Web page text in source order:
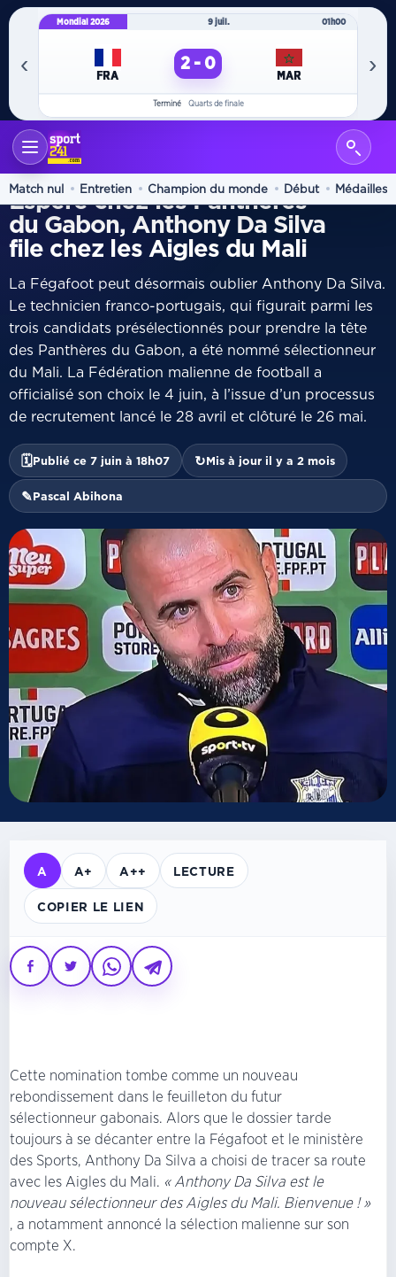
‹
Mondial 2026 9 juil. 01h00
FRA
2 - 0
MAR
Terminé Quarts de finale
›
Match nul Entretien Champion du monde Début Médailles
ACCUEIL
MANAGEMENT
Espéré chez les Panthères
du Gabon, Anthony Da Silva
file chez les Aigles du Mali
La Fégafoot peut désormais oublier Anthony Da Silva.
Le technicien franco-portugais, qui figurait parmi les
trois candidats présélectionnés pour prendre la tête
des Panthères du Gabon, a été nommé sélectionneur
du Mali. La Fédération malienne de football a
officialisé son choix le 4 juin, à l’issue d’un processus
de recrutement lancé le 28 avril et clôturé le 26 mai.
🗓Publié ce 7 juin à 18h07 ↻Mis à jour il y a 2 mois
✎Pascal Abihona
A A+ A++ LECTURE
COPIER LE LIEN
Cette nomination tombe comme un nouveau
rebondissement dans le feuilleton du futur
sélectionneur gabonais. Alors que le dossier tarde
toujours à se décanter entre la Fégafoot et le ministère
des Sports, Anthony Da Silva a choisi de tracer sa route
avec les Aigles du Mali. « Anthony Da Silva est le
nouveau sélectionneur des Aigles du Mali. Bienvenue ! »
, a notamment annoncé la sélection malienne sur son
compte X.